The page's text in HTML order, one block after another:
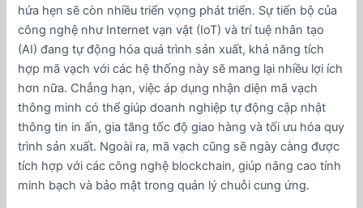
hứa hẹn sẽ còn nhiều triển vọng phát triển. Sự tiến bộ của
công nghệ như Internet vạn vật (IoT) và trí tuệ nhân tạo
(AI) đang tự động hóa quá trình sản xuất, khả năng tích
hợp mã vạch với các hệ thống này sẽ mang lại nhiều lợi ích
hơn nữa. Chẳng hạn, việc áp dụng nhận diện mã vạch
thông minh có thể giúp doanh nghiệp tự động cập nhật
thông tin in ấn, gia tăng tốc độ giao hàng và tối ưu hóa quy
trình sản xuất. Ngoài ra, mã vạch cũng sẽ ngày càng được
tích hợp với các công nghệ blockchain, giúp nâng cao tính
minh bạch và bảo mật trong quản lý chuỗi cung ứng.